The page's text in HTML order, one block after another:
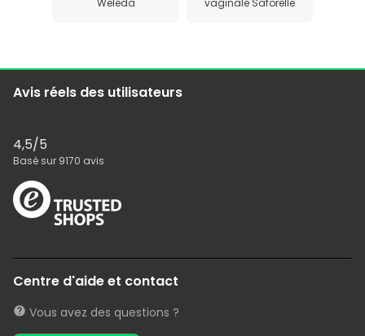
Avis réels des utilisateurs
4,5/5
Basé sur 9170 avis
Centre d'aide et contact
Vous avez des questions ?